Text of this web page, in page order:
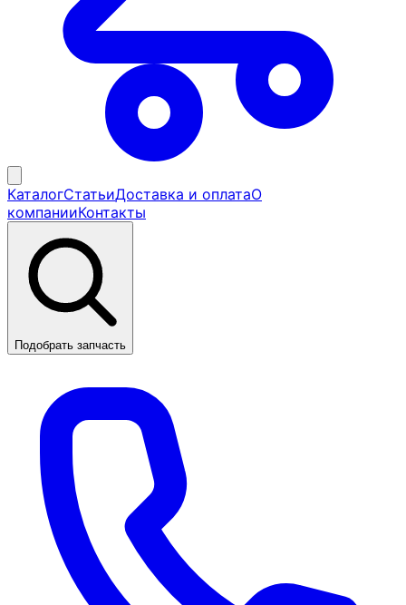
КаталогСтатьиДоставка и оплатаО
компанииКонтакты
Подобрать запчасть